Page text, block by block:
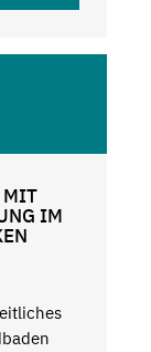
MIT
IM